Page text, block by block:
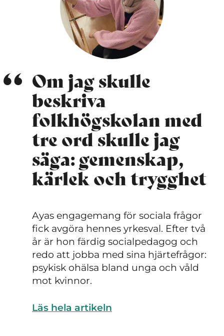
Om jag skulle
beskriva
folkhögskolan med
tre ord skulle jag
säga: gemenskap,
kärlek och trygghet
Ayas engagemang för sociala frågor
fick avgöra hennes yrkesval. Efter två
år är hon färdig socialpedagog och
redo att jobba med sina hjärtefrågor:
psykisk ohälsa bland unga och våld
mot kvinnor.
Läs hela artikeln